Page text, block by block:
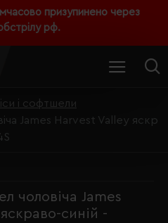
призупинено через
рф.
і софтшели
James Harvest Valley яскр
чоловіча James
синій -